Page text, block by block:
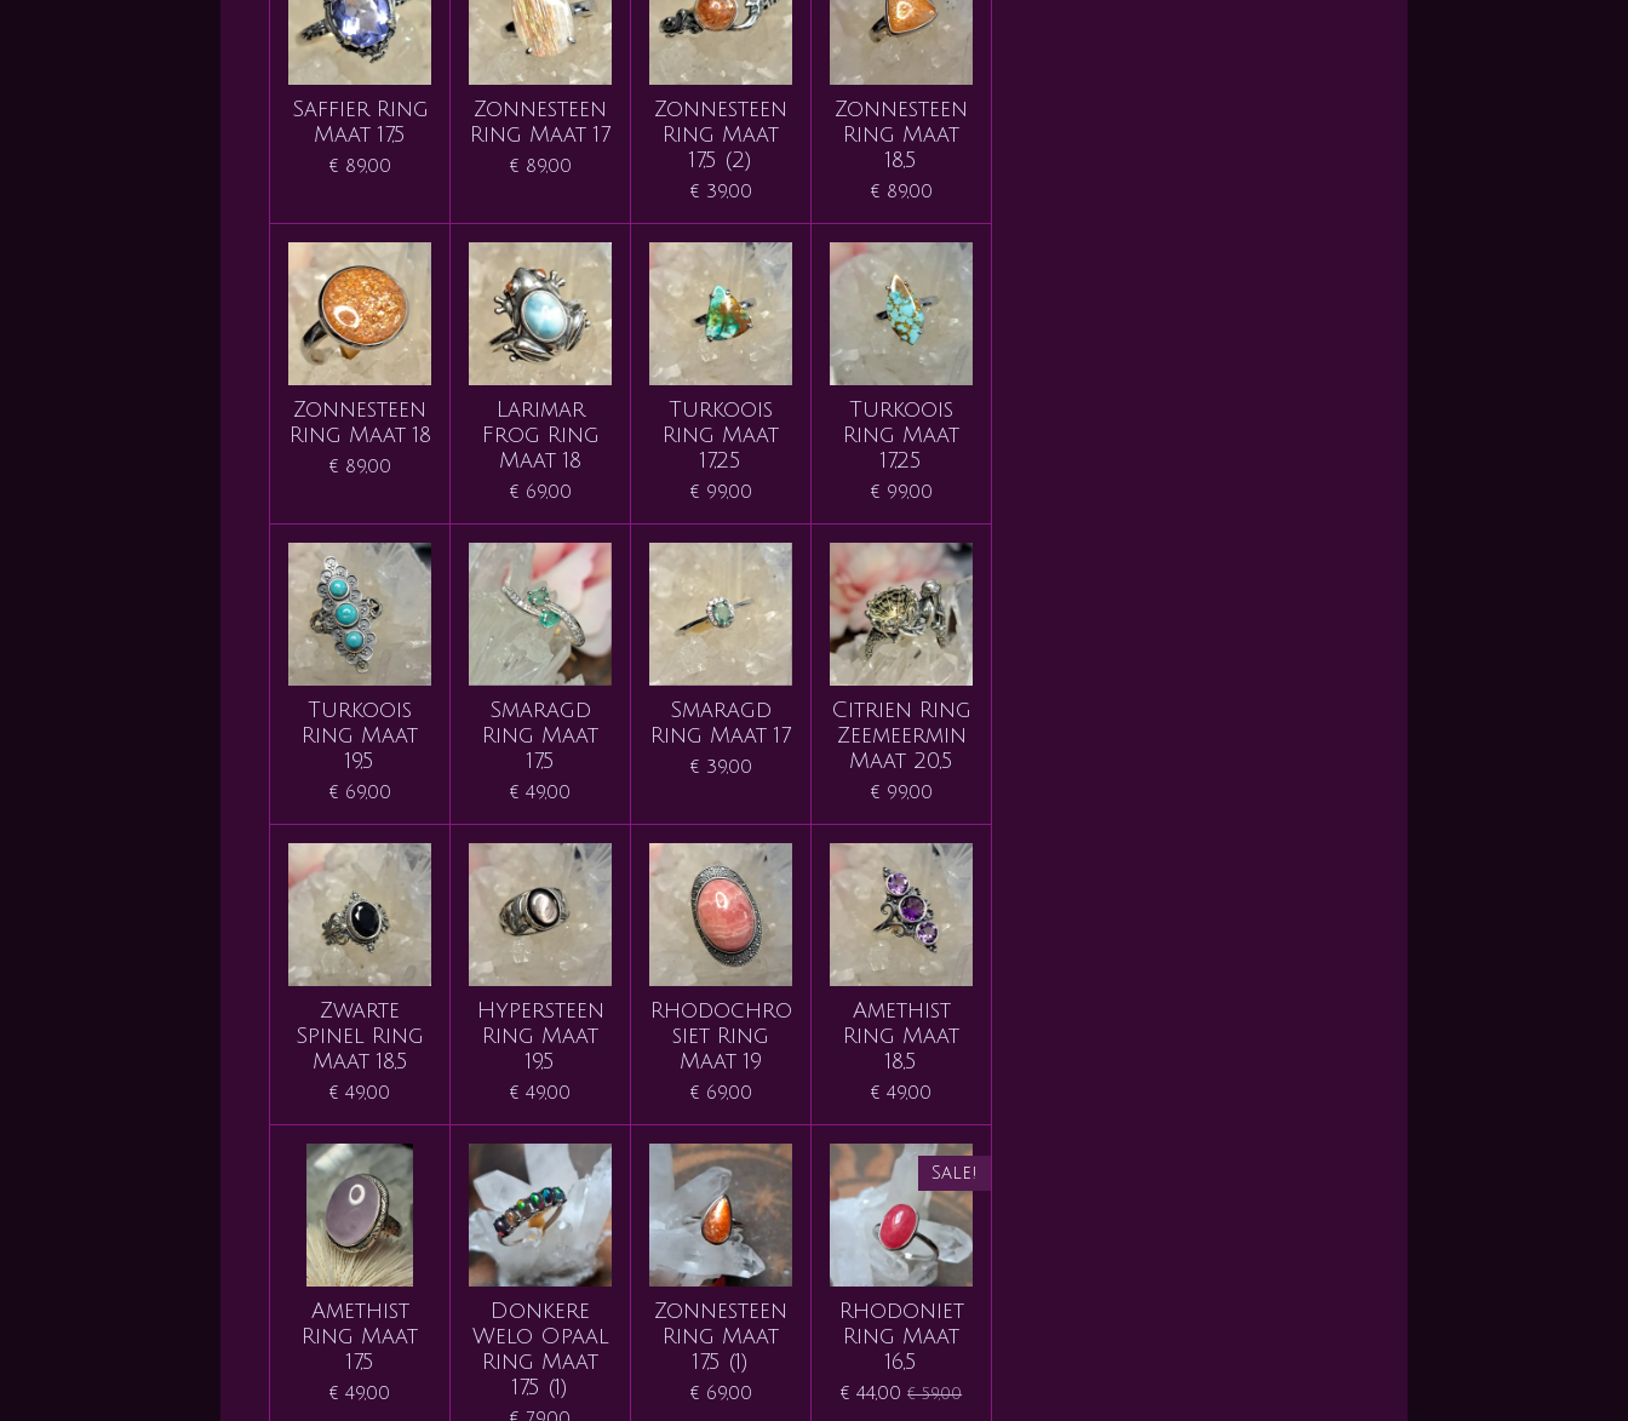
Saffier Ring
Maat 17,5
€ 89,00
Zonnesteen
Ring Maat 17
€ 89,00
Zonnesteen
Ring Maat
17,5 (2)
€ 39,00
Zonnesteen
Ring Maat
18,5
€ 89,00
Zonnesteen
Ring Maat 18
€ 89,00
Larimar
Frog Ring
Maat 18
€ 69,00
Turkoois
Ring Maat
17,25
€ 99,00
Turkoois
Ring Maat
17,25
€ 99,00
Turkoois
Ring Maat
19,5
€ 69,00
Smaragd
Ring Maat
17,5
€ 49,00
Smaragd
Ring Maat 17
€ 39,00
Citrien Ring
Zeemeermin
Maat 20,5
€ 99,00
Zwarte
Spinel Ring
Maat 18,5
€ 49,00
Hypersteen
Ring Maat
19,5
€ 49,00
Rhodochro
siet Ring
Maat 19
€ 69,00
Amethist
Ring Maat
18,5
€ 49,00
Amethist
Ring Maat
17,5
€ 49,00
Donkere
Welo Opaal
Ring Maat
17,5 (1)
Zonnesteen
Ring Maat
17,5 (1)
€ 69,00
Sale!
Rhodoniet
Ring Maat
16,5
€ 44,00 € 59,00